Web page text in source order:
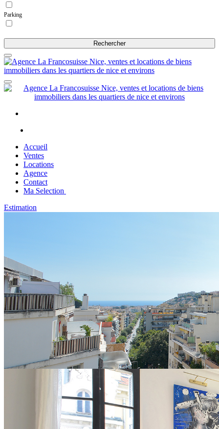
Parking
Rechercher
Accueil
Ventes
Locations
Agence
Contact
Ma Selection
Estimation
appartement, NICE, Saint Sylvestre
Nice Nord - quartier St Sylvestre - avenue de la Vallière - RARE!!
4p de 93,37m² avec magnifique terrasse de 110m² au 6ème étage/6,
seul sur le palier, vendu av ...